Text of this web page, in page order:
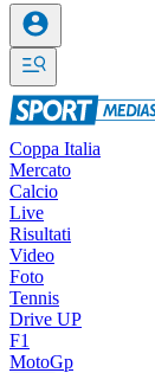
Coppa Italia
Mercato
Calcio
Live
Risultati
Video
Foto
Tennis
Drive UP
F1
MotoGp